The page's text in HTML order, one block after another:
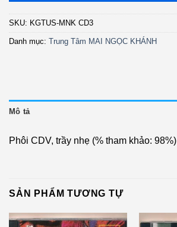
SKU: KGTUS-MNK CD3
Danh mục: Trung Tâm MAI NGỌC KHÁNH
Mô tả
Phôi CDV, trầy nhẹ (% tham khảo: 98%)
SẢN PHẨM TƯƠNG TỰ